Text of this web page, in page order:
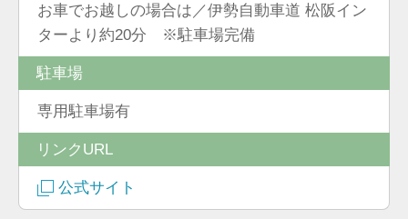
お車でお越しの場合は／伊勢自動車道 松阪イン
ターより約20分 ※駐車場完備
駐車場
専用駐車場有
リンクURL
公式サイト